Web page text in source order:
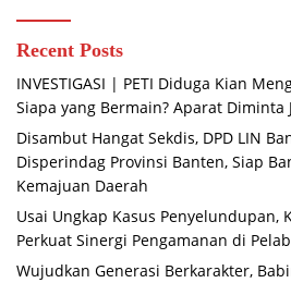
Recent Posts
INVESTIGASI | PETI Diduga Kian
Siapa yang Bermain? Aparat Diminta
Disambut Hangat Sekdis, DPD LIN
Disperindag Provinsi Banten, Siap
Kemajuan Daerah
Usai Ungkap Kasus Penyelundupan,
Perkuat Sinergi Pengamanan di
Wujudkan Generasi Berkarakter,